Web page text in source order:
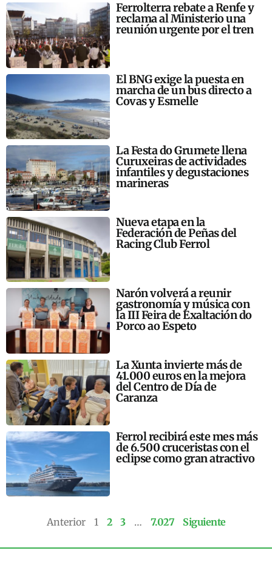
Ferrolterra rebate a Renfe y
reclama al Ministerio una
reunión urgente por el tren
El BNG exige la puesta en
marcha de un bus directo a
Covas y Esmelle
La Festa do Grumete llena
Curuxeiras de actividades
infantiles y degustaciones
marineras
Nueva etapa en la
Federación de Peñas del
Racing Club Ferrol
Narón volverá a reunir
gastronomía y música con
la III Feira de Exaltación do
Porco ao Espeto
La Xunta invierte más de
41.000 euros en la mejora
del Centro de Día de
Caranza
Ferrol recibirá este mes más
de 6.500 cruceristas con el
eclipse como gran atractivo
Anterior 1 2 3 … 7.027 Siguiente